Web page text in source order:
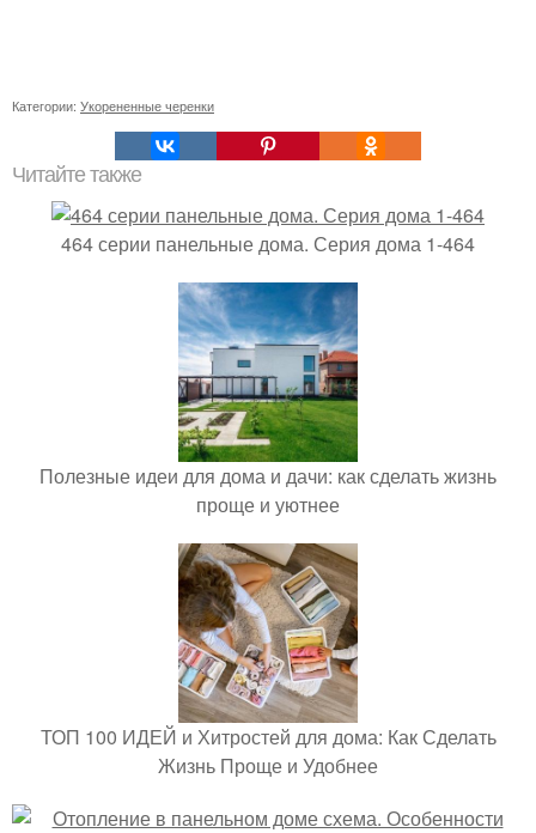
Категории: Укорененные черенки
Читайте также
464 серии панельные дома. Серия дома 1-464
Полезные идеи для дома и дачи: как сделать жизнь
проще и уютнее
ТОП 100 ИДЕЙ и Хитростей для дома: Как Сделать
Жизнь Проще и Удобнее